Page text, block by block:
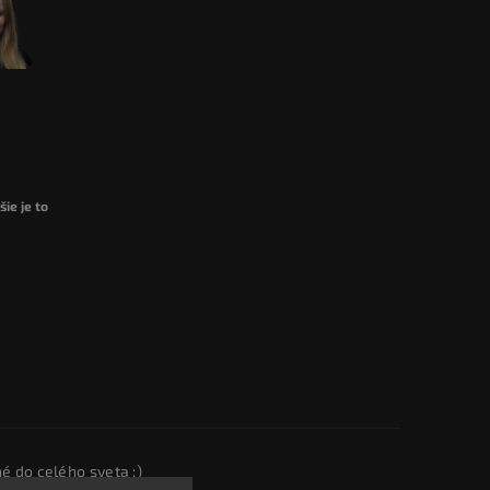
je to
do celého sveta :)